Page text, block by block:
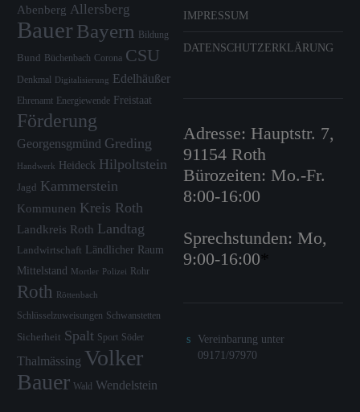
Abenberg Allersberg
Bauer Bayern Bildung
Bund Büchenbach Corona CSU
Denkmal Digitalisierung Edelhäußer
Ehrenamt Energiewende Freistaat
Förderung
Georgensgmünd Greding
Handwerk Heideck Hilpoltstein
Jagd Kammerstein
Kommunen Kreis Roth
Landkreis Roth Landtag
Landwirtschaft Ländlicher Raum
Mittelstand Mortler Polizei Rohr
Roth Röttenbach
Schlüsselzuweisungen Schwanstetten
Sicherheit Spalt Sport Söder
Thalmässing Volker
Bauer Wald Wendelstein
IMPRESSUM
DATENSCHUTZERKLÄRUNG
Adresse: Hauptstr. 7,
91154 Roth
Bürozeiten: Mo.-Fr.
8:00-16:00
Sprechstunden: Mo,
9:00-16:00*
Vereinbarung unter
09171/97970